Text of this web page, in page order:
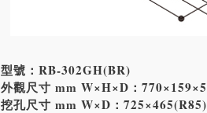
型號：RB-302GH(BR)
外觀尺寸 mm W×H×D：
挖孔尺寸 mm W×D：725×465(R85)